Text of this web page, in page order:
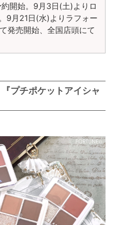
開始。9月3日(土)よりロ
9月21日(水)よりラフォー
発売開始、全国店頭にて
プチポケットアイシャ